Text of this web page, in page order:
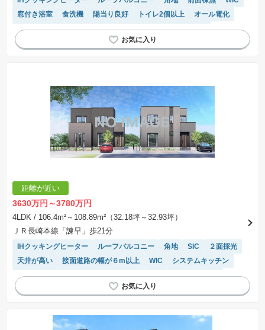
窓付き浴室
食洗機 陽当り良好 トイレ2個以上
オール電化
温水洗浄便座
対面キッチン モニター付きインターホン
距離が近い
3630万円～3780万円
4LDK / 106.4m²～108.89m²（32.18坪～32.93坪）
ＪＲ長崎本線「諫早」歩21分
IHクッキングヒーター ルーフバルコニー 角地 SIC
２面採光
天井が高い
接面道路の幅が６m以上 WIC
システムキッチン
窓付き浴室
バリアフリー 平坦地 閑静な住宅地
食洗機
陽当り良好
キッチン収納が多い 浴室乾燥機